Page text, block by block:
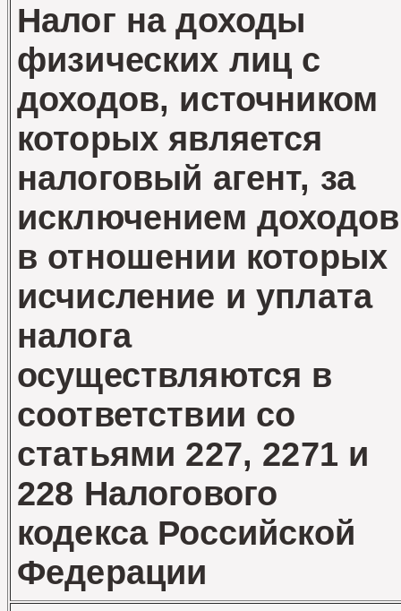
Налог на доходы
физических лиц с
доходов, источником
которых является
налоговый агент, за
исключением
в отношении которых
исчисление и уплата
налога
осуществляются в
соответствии со
статьями 227, 2271 и
228 Налогового
кодекса Российской
Федерации